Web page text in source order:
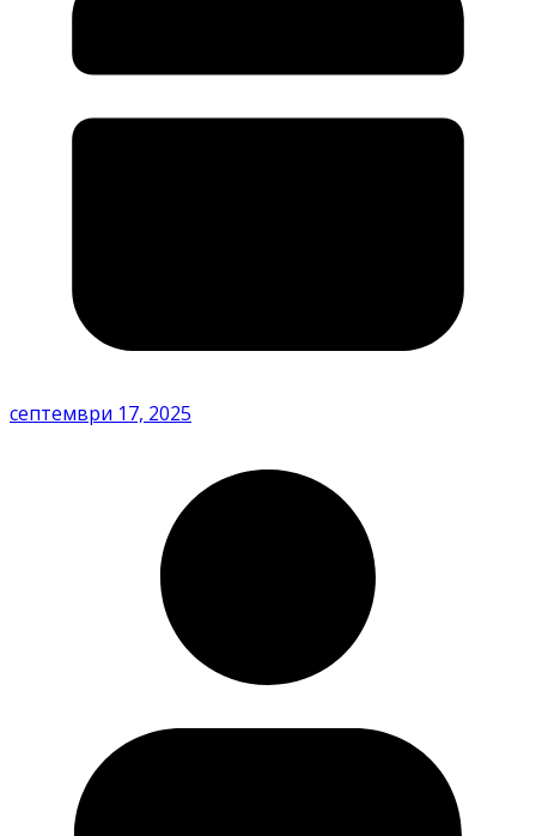
септември 17, 2025